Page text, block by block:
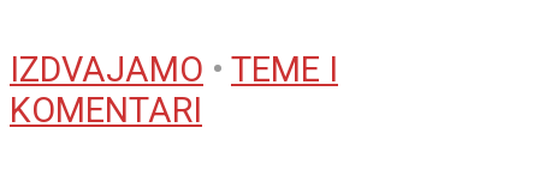
IZDVAJAMO • TEME I
KOMENTARI